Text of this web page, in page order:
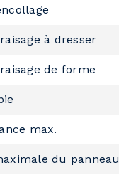
à dresser
de forme
max.
du panneau